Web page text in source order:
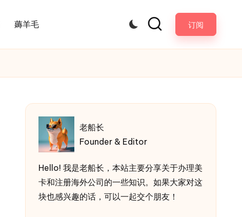
薅羊毛 订阅
老船长
Founder & Editor
Hello! 我是老船长，本站主要分享关于办理美
卡和注册海外公司的一些知识。如果大家对这
块也感兴趣的话，可以一起交个朋友！